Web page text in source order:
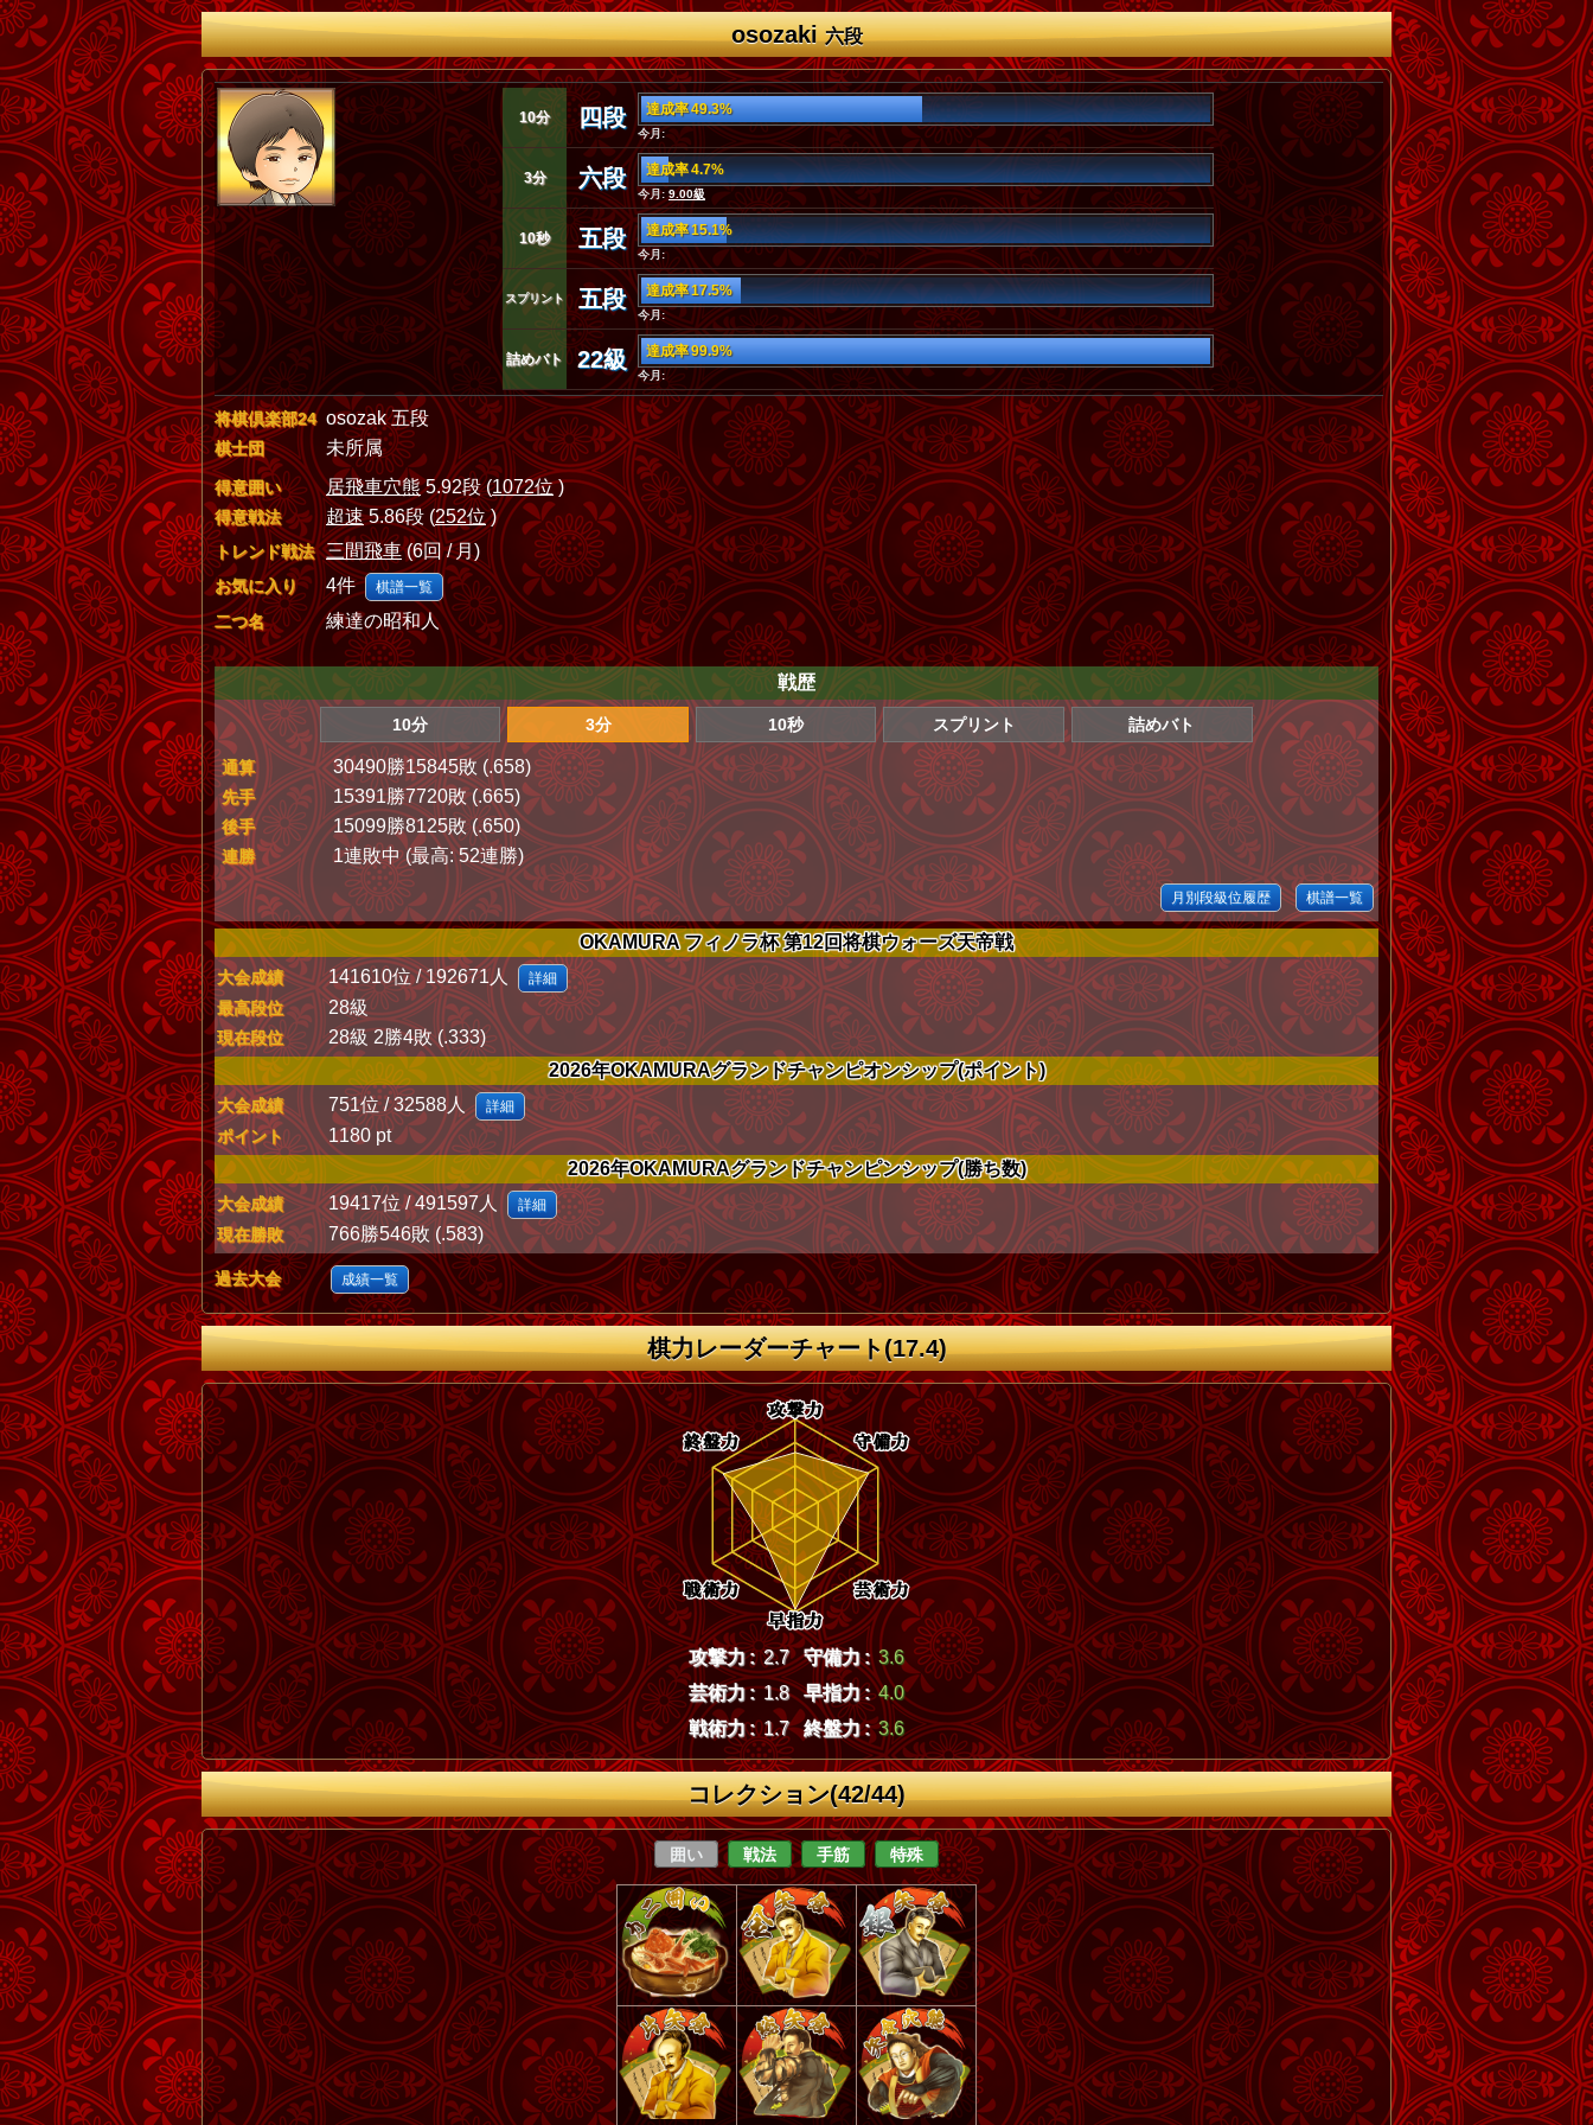
osozaki六段
10分 四段 達成率 49.3%
今月:
3分 六段 達成率 4.7%
今月: 9.00級
10秒 五段 達成率 15.1%
今月:
スプリント 五段 達成率 17.5%
今月:
詰めバト 22級 達成率 99.9%
今月:
将棋倶楽部24 osozak 五段
棋士団 未所属
得意囲い 居飛車穴熊5.92段 (1072位)
得意戦法 超速5.86段 (252位)
トレンド戦法 三間飛車(6回 / 月)
お気に入り 4件 棋譜一覧
二つ名 練達の昭和人
戦歴
10分 3分 10秒 スプリント 詰めバト
通算 30490勝15845敗 (.658)
先手 15391勝7720敗 (.665)
後手 15099勝8125敗 (.650)
連勝 1連敗中 (最高: 52連勝)
月別段級位履歴 棋譜一覧
OKAMURA フィノラ杯 第12回将棋ウォーズ天帝戦
大会成績 141610位 / 192671人 詳細
最高段位 28級
現在段位
28級 2勝4敗 (.333)
2026年OKAMURAグランドチャンピオンシップ(ポイント)
大会成績 751位 / 32588人 詳細
ポイント
1180 pt
2026年OKAMURAグランドチャンピンシップ(勝ち数)
大会成績 19417位 / 491597人 詳細
現在勝敗 766勝546敗 (.583)
過去大会 成績一覧
棋力レーダーチャート(17.4)
攻撃力 : 2.7 守備力 : 3.6
芸術力 : 1.8 早指力 : 4.0
戦術力 : 1.7 終盤力 : 3.6
コレクション(42/44)
囲い 戦法 手筋 特殊